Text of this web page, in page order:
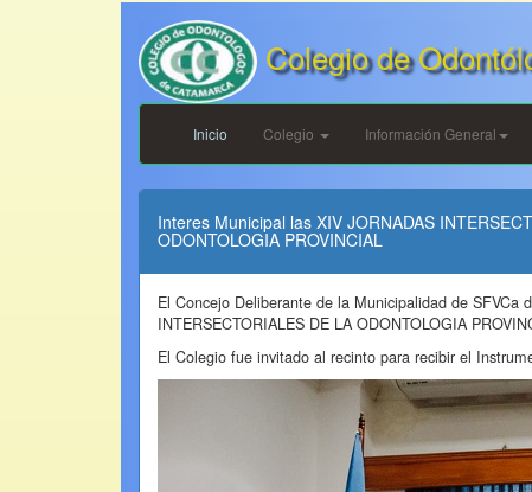
Colegio de
Inicio Colegio Información General
Interes Municipal las XIV JORNADAS
ODONTOLOGIA PROVINCIAL
El Concejo Deliberante de la Municipalidad de SFVCa
INTERSECTORIALES DE LA ODONTOLOGIA
El Colegio fue invitado al recinto para recibir el